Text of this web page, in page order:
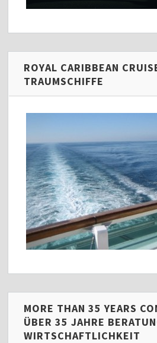
ROYAL CARIBBEAN
TRAUMSCHIFFE
MORE THAN 35 YEARS
ÜBER 35 JAHRE
WIRTSCHAFTLICHKEIT